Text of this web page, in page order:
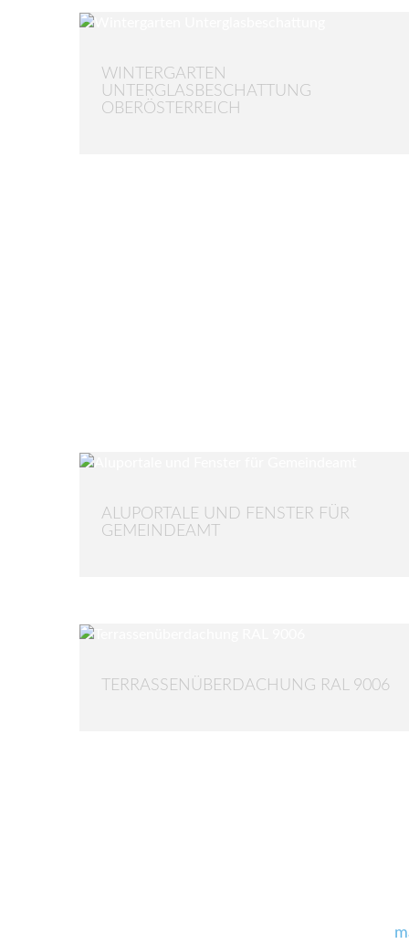
WINTERGARTEN
UNTERGLASBESCHATTUNG
OBERÖSTERREICH
ALUPORTALE UND FENSTER FÜR
GEMEINDEAMT
TERRASSENÜBERDACHUNG RAL 9006